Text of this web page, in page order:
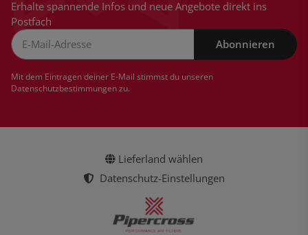
Erhalte spannende Infos und neue Angebote direkt ins
Postfach
Abonnieren
Mit dem Eintragen deiner E-Mail stimmst du unseren
Datenschutzbestimmungenzu.
Lieferland wählen
Datenschutz-Einstellungen